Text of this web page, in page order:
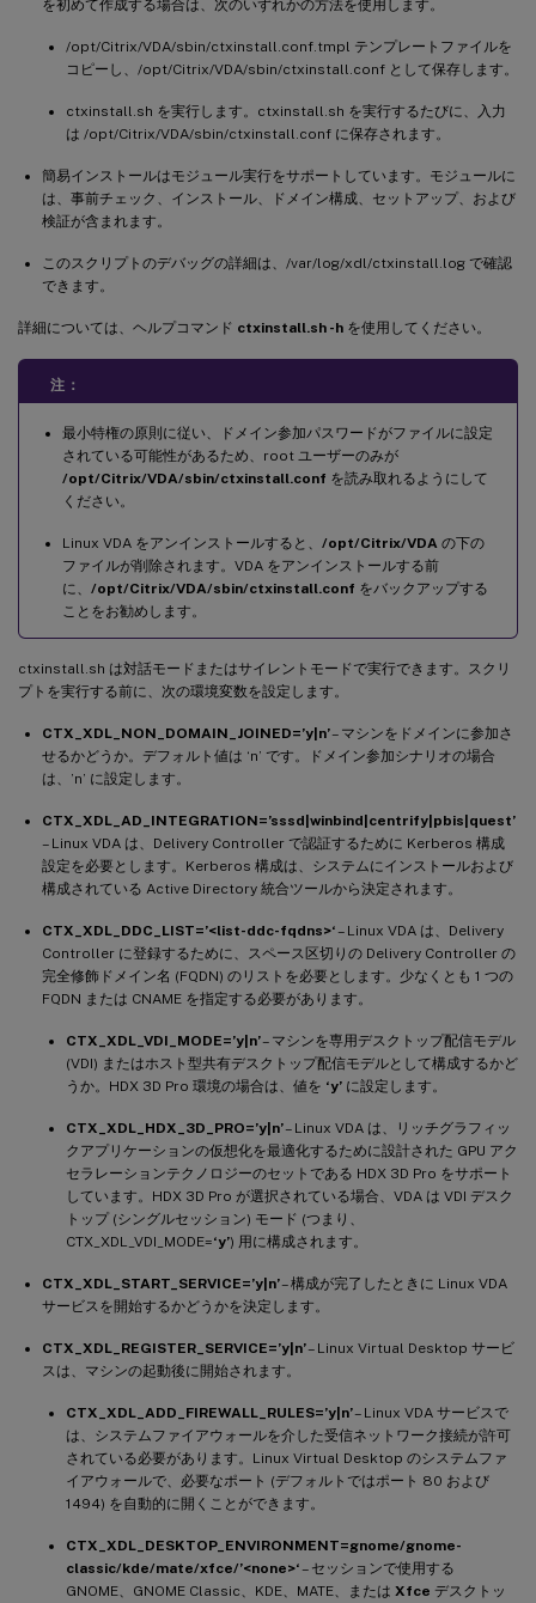
を初めて作成する場合は、次のいずれかの方法を使用します。
/opt/Citrix/VDA/sbin/ctxinstall.conf.tmpl テンプレートファイルを
コピーし、/opt/Citrix/VDA/sbin/ctxinstall.conf として保存します。
ctxinstall.sh を実行します。ctxinstall.sh を実行するたびに、入力
は /opt/Citrix/VDA/sbin/ctxinstall.conf に保存されます。
簡易インストールはモジュール実行をサポートしています。モジュールに
は、事前チェック、インストール、ドメイン構成、セットアップ、および
検証が含まれます。
このスクリプトのデバッグの詳細は、/var/log/xdl/ctxinstall.log で確認
できます。
詳細については、ヘルプコマンド ctxinstall.sh -h を使用してください。
注：
最小特権の原則に従い、ドメイン参加パスワードがファイルに設定
されている可能性があるため、root ユーザーのみが
/opt/Citrix/VDA/sbin/ctxinstall.conf を読み取れるようにして
ください。
Linux VDA をアンインストールすると、 /opt/Citrix/VDA の下の
ファイルが削除されます。VDA をアンインストールする前
に、 /opt/Citrix/VDA/sbin/ctxinstall.conf をバックアップする
ことをお勧めします。
ctxinstall.sh は対話モードまたはサイレントモードで実行できます。スクリ
プトを実行する前に、次の環境変数を設定します。
CTX_XDL_NON_DOMAIN_JOINED=’y|n’– マシンをドメインに参加さ
せるかどうか。デフォルト値は ‘n’ です。ドメイン参加シナリオの場合
は、’n’ に設定します。
CTX_XDL_AD_INTEGRATION=’sssd|winbind|centrify|pbis|quest’
– Linux VDA は、Delivery Controller で認証するために Kerberos 構成
設定を必要とします。Kerberos 構成は、システムにインストールおよび
構成されている Active Directory 統合ツールから決定されます。
CTX_XDL_DDC_LIST=’<list-ddc-fqdns>‘– Linux VDA は、Delivery
Controller に登録するために、スペース区切りの Delivery Controller の
完全修飾ドメイン名 (FQDN) のリストを必要とします。少なくとも 1 つの
FQDN または CNAME を指定する必要があります。
CTX_XDL_VDI_MODE=’y|n’– マシンを専用デスクトップ配信モデル
(VDI) またはホスト型共有デスクトップ配信モデルとして構成するかど
うか。HDX 3D Pro 環境の場合は、値を ‘y’ に設定します。
CTX_XDL_HDX_3D_PRO=’y|n’– Linux VDA は、リッチグラフィッ
クアプリケーションの仮想化を最適化するために設計された GPU アク
セラレーションテクノロジーのセットである HDX 3D Pro をサポート
しています。HDX 3D Pro が選択されている場合、VDA は VDI デスク
トップ (シングルセッション) モード (つまり、
CTX_XDL_VDI_MODE=‘y’) 用に構成されます。
CTX_XDL_START_SERVICE=’y|n’– 構成が完了したときに Linux VDA
サービスを開始するかどうかを決定します。
CTX_XDL_REGISTER_SERVICE=’y|n’– Linux Virtual Desktop サービ
スは、マシンの起動後に開始されます。
CTX_XDL_ADD_FIREWALL_RULES=’y|n’– Linux VDA サービスで
は、システムファイアウォールを介した受信ネットワーク接続が許可
されている必要があります。Linux Virtual Desktop のシステムファ
イアウォールで、必要なポート (デフォルトではポート 80 および
1494) を自動的に開くことができます。
CTX_XDL_DESKTOP_ENVIRONMENT=gnome/gnome-
classic/kde/mate/xfce/’<none>‘– セッションで使用する
GNOME、GNOME Classic、KDE、MATE、または Xfce デスクトッ